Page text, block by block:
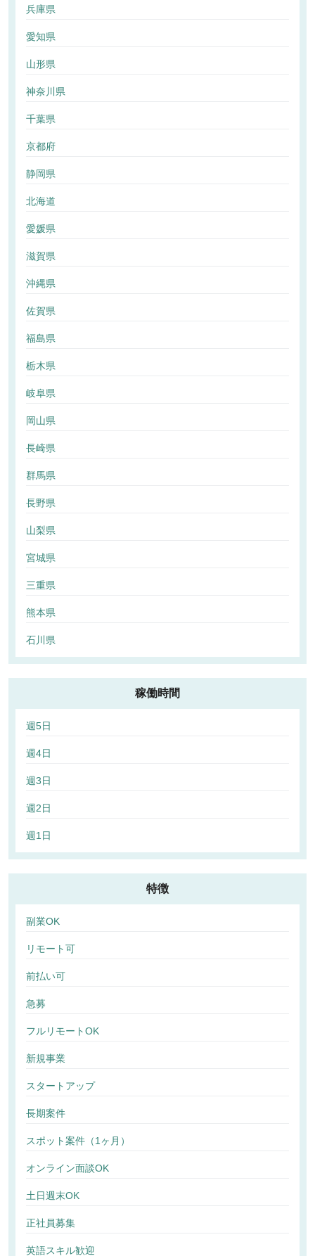
兵庫県
愛知県
山形県
神奈川県
千葉県
京都府
静岡県
北海道
愛媛県
滋賀県
沖縄県
佐賀県
福島県
栃木県
岐阜県
岡山県
長崎県
群馬県
長野県
山梨県
宮城県
三重県
熊本県
石川県
稼働時間
週5日
週4日
週3日
週2日
週1日
特徴
副業OK
リモート可
前払い可
急募
フルリモートOK
新規事業
スタートアップ
長期案件
スポット案件（1ヶ月）
オンライン面談OK
土日週末OK
正社員募集
英語スキル歓迎